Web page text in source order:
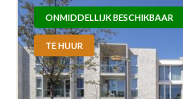
ONMIDDELLIJK BESCHIKBAAR
TE HUUR